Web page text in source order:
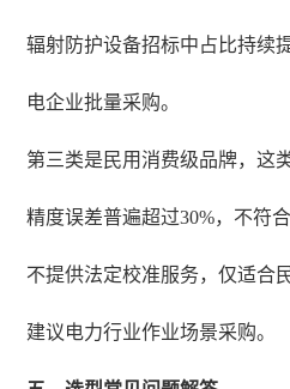
辐射防护设备招标中占比持续
电企业批量采购。
第三类是民用消费级品牌，这
精度误差普遍超过30%，不符
不提供法定校准服务，仅适合
建议电力行业作业场景采购。